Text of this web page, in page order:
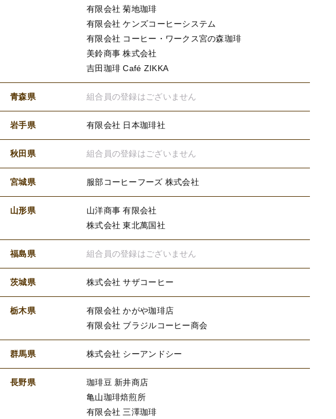
有限会社 菊地珈琲
有限会社 ケンズコーヒーシステム
有限会社 コーヒー・ワークス宮の森珈琲
美鈴商事 株式会社
吉田珈琲 Café ZIKKA
青森県 組合員の登録はございません
岩手県 有限会社 日本珈琲社
秋田県 組合員の登録はございません
宮城県 服部コーヒーフーズ 株式会社
山形県
山洋商事 有限会社
株式会社 東北萬国社
福島県 組合員の登録はございません
茨城県 株式会社 サザコーヒー
栃木県
有限会社 かがや珈琲店
有限会社 ブラジルコーヒー商会
群馬県 株式会社 シーアンドシー
長野県
珈琲豆 新井商店
亀山珈琲焙煎所
有限会社 三澤珈琲